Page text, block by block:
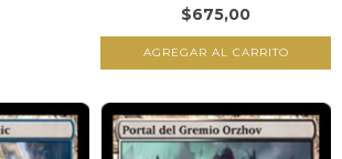
$675,00